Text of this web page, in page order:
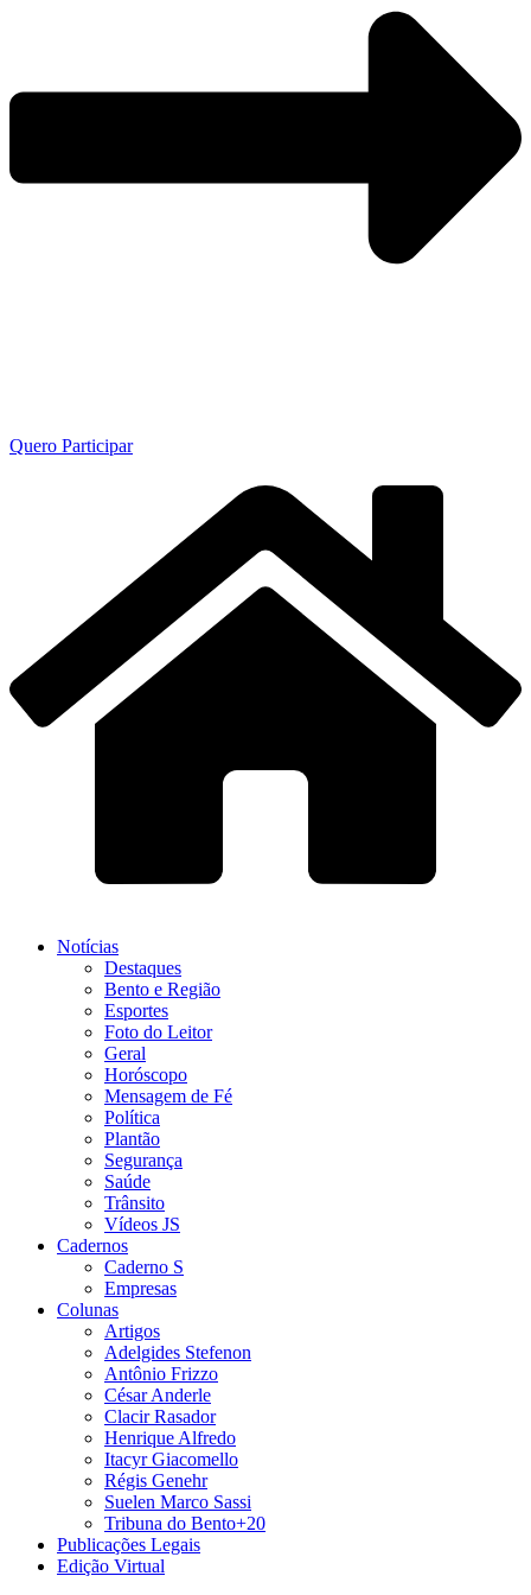
Quero Participar
Notícias
Destaques
Bento e Região
Esportes
Foto do Leitor
Geral
Horóscopo
Mensagem de Fé
Política
Plantão
Segurança
Saúde
Trânsito
Vídeos JS
Cadernos
Caderno S
Empresas
Colunas
Artigos
Adelgides Stefenon
Antônio Frizzo
César Anderle
Clacir Rasador
Henrique Alfredo
Itacyr Giacomello
Régis Genehr
Suelen Marco Sassi
Tribuna do Bento+20
Publicações Legais
Edição Virtual